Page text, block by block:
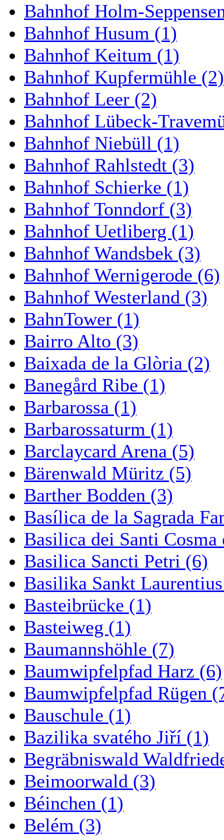
Bahnhof Holm-
Bahnhof Husum (1)
Bahnhof Keitum (1)
Bahnhof Kupfermühle (2)
Bahnhof Leer (2)
Bahnhof Lübeck-
Bahnhof Niebüll (1)
Bahnhof Rahlstedt (3)
Bahnhof Schierke (1)
Bahnhof Tonndorf (3)
Bahnhof Uetliberg (1)
Bahnhof Wandsbek (3)
Bahnhof Wernigerode (6)
Bahnhof Westerland (3)
BahnTower (1)
Bairro Alto (3)
Baixada de la Glòria (2)
Banegård Ribe (1)
Barbarossa (1)
Barbarossaturm (1)
Barclaycard Arena (5)
Bärenwald Müritz (5)
Barther Bodden (3)
Basílica de la Sagrada
Basilica dei Santi
Basilica Sancti Petri (6)
Basilika Sankt
Basteibrücke (1)
Basteiweg (1)
Baumannshöhle (7)
Baumwipfelpfad Harz (6)
Baumwipfelpfad Rügen
Bauschule (1)
Bazilika svatého Jiří (1)
Begräbniswald
Beimoorwald (3)
Béinchen (1)
Belém (3)